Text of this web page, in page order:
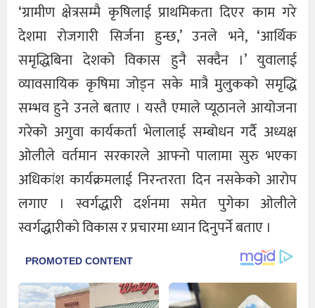
‘ग्रामीण क्षेत्रसम्मै कृषिलाई प्राथमिकता दिएर काम गरे
देशमा रोजगारी सिर्जना हुन्छ,’ उनले भने, ‘आर्थिक
समृद्धिबिना देशको विकास हुनै सक्दैन ।’ युवालाई
व्यावसायिक कृषिमा जोड्न सके मात्रै मुलुकको समृद्धि
सम्भव हुने उनले बताए । यस्तै एमाले प्यूठानले आयोजना
गरेको अगुवा कार्यकर्ता भेलालाई सम्बोधन गर्दै अध्यक्ष
ओलीले वर्तमान सरकारले आफ्नो पालामा सुरु भएका
अधिकांश कार्यक्रमलाई निरन्तरता दिन नसकेको आरोप
लगाए । स्वर्गद्धारी दर्शनमा समेत पुगेका ओलीले
स्वर्गद्धारीको विकास र प्रचारमा ध्यान दिनुपर्ने बताए ।